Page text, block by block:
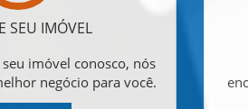
SEU IMÓVEL
imóvel conosco, nós
negócio para você.